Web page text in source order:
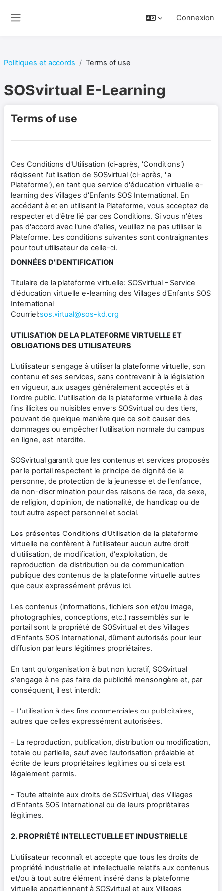
Connexion
Politiques et accords Terms of use
SOSvirtual E-Learning
Terms of use
Ces Conditions d'Utilisation (ci-après, 'Conditions')
régissent l'utilisation de SOSvirtual (ci-après, 'la
Plateforme'), en tant que service d'éducation virtuelle e-
learning des Villages d'Enfants SOS International. En
accédant à et en utilisant la Plateforme, vous acceptez de
respecter et d'être lié par ces Conditions. Si vous n'êtes
pas d'accord avec l'une d'elles, veuillez ne pas utiliser la
Plateforme. Les conditions suivantes sont contraignantes
pour tout utilisateur de celle-ci.
DONNÉES D'IDENTIFICATION
Titulaire de la plateforme virtuelle: SOSvirtual – Service
d'éducation virtuelle e-learning des Villages d'Enfants SOS
International
Courriel:sos.virtual@sos-kd.org
UTILISATION DE LA PLATEFORME VIRTUELLE ET
OBLIGATIONS DES UTILISATEURS
L'utilisateur s'engage à utiliser la plateforme virtuelle, son
contenu et ses services, sans contrevenir à la législation
en vigueur, aux usages généralement acceptés et à
l'ordre public. L'utilisation de la plateforme virtuelle à des
fins illicites ou nuisibles envers SOSvirtual ou des tiers,
pouvant de quelque manière que ce soit causer des
dommages ou empêcher l'utilisation normale du campus
en ligne, est interdite.
SOSvirtual garantit que les contenus et services proposés
par le portail respectent le principe de dignité de la
personne, de protection de la jeunesse et de l'enfance,
de non-discrimination pour des raisons de race, de sexe,
de religion, d'opinion, de nationalité, de handicap ou de
tout autre aspect personnel et social.
Les présentes Conditions d'Utilisation de la plateforme
virtuelle ne confèrent à l'utilisateur aucun autre droit
d'utilisation, de modification, d'exploitation, de
reproduction, de distribution ou de communication
publique des contenus de la plateforme virtuelle autres
que ceux expressément prévus ici.
Les contenus (informations, fichiers son et/ou image,
photographies, conceptions, etc.) rassemblés sur le
portail sont la propriété de SOSvirtual et des Villages
d'Enfants SOS International, dûment autorisés pour leur
diffusion par leurs légitimes propriétaires.
En tant qu'organisation à but non lucratif, SOSvirtual
s'engage à ne pas faire de publicité mensongère et, par
conséquent, il est interdit:
- L'utilisation à des fins commerciales ou publicitaires,
autres que celles expressément autorisées.
- La reproduction, publication, distribution ou modification,
totale ou partielle, sauf avec l'autorisation préalable et
écrite de leurs propriétaires légitimes ou si cela est
légalement permis.
- Toute atteinte aux droits de SOSvirtual, des Villages
d'Enfants SOS International ou de leurs propriétaires
légitimes.
2. PROPRIÉTÉ INTELLECTUELLE ET INDUSTRIELLE
L'utilisateur reconnaît et accepte que tous les droits de
propriété industrielle et intellectuelle relatifs aux contenus
et/ou à tout autre élément inséré dans la plateforme
virtuelle appartiennent à SOSvirtual et aux Villages